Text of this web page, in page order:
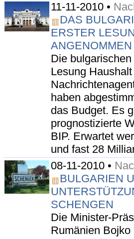
11-11-2010 •
DAS
ERSTER
ANGENOMMEN
Die
Lesung
haben
das Budget. Es
prognostizierte
BIP. Erwartet
und fast 28
08-11-2010 •
BULGARIEN
SCHENGEN
Die Minister-
Rumänien